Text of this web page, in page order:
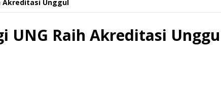
Akreditasi Unggul
UNG Raih Akreditasi